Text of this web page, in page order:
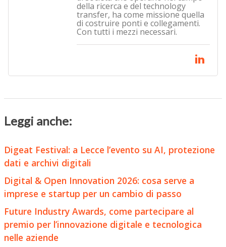
della ricerca e del technology
transfer, ha come missione quella
di costruire ponti e collegamenti.
Con tutti i mezzi necessari.
Leggi anche:
Digeat Festival: a Lecce l’evento su AI, protezione
dati e archivi digitali
Digital & Open Innovation 2026: cosa serve a
imprese e startup per un cambio di passo
Future Industry Awards, come partecipare al
premio per l’innovazione digitale e tecnologica
nelle aziende